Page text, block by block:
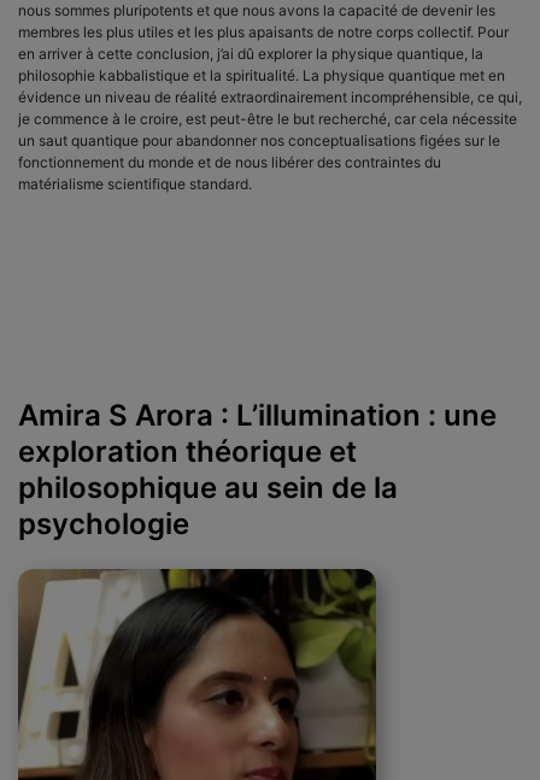
nous sommes pluripotents et que nous avons la capacité de devenir les
membres les plus utiles et les plus apaisants de notre corps collectif. Pour
en arriver à cette conclusion, j’ai dû explorer la physique quantique, la
philosophie kabbalistique et la spiritualité. La physique quantique met en
évidence un niveau de réalité extraordinairement incompréhensible, ce qui,
je commence à le croire, est peut-être le but recherché, car cela nécessite
un saut quantique pour abandonner nos conceptualisations figées sur le
fonctionnement du monde et de nous libérer des contraintes du
matérialisme scientifique standard.
Amira S Arora : L’illumination : une
exploration théorique et
philosophique au sein de la
psychologie